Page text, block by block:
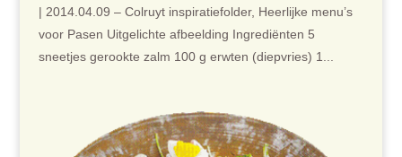
| 2014.04.09 – Colruyt inspiratiefolder, Heerlijke menu’s
voor Pasen Uitgelichte afbeelding Ingrediënten 5
sneetjes gerookte zalm 100 g erwten (diepvries) 1...